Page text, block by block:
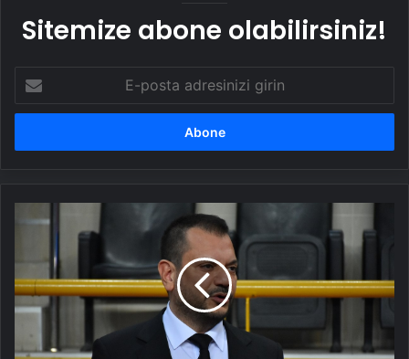
Sitemize abone olabilirsiniz!
posta
adresinizi
Aydın'a
övgü